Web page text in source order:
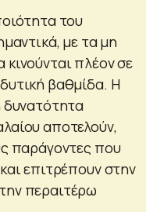
του
με τα μη
πλέον σε
βαθμίδα. Η
δυνατότητα
αποτελούν,
παράγοντες που
επιτρέπουν στην
περαιτέρω